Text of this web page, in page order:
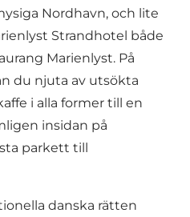
Nordhavn, och lite
Strandhotel både
Marienlyst. På
du njuta av utsökta
i alla former till en
insidan på
parkett till
danska rätten